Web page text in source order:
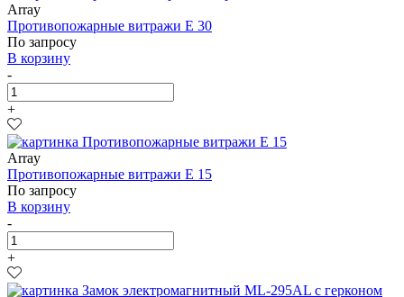
Array
Противопожарные витражи E 30
По запросу
В корзину
-
+
Array
Противопожарные витражи E 15
По запросу
В корзину
-
+